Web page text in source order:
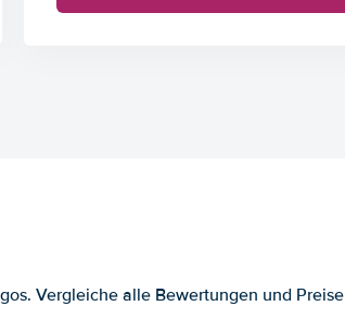
Vergleiche alle Bewertungen und Preise